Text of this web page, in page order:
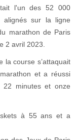
l'un des 52 000
alignés sur la ligne
marathon de Paris
2 avril 2023.
la course s’attaquait
et a réussi
22 minutes et onze
à 55 ans et a